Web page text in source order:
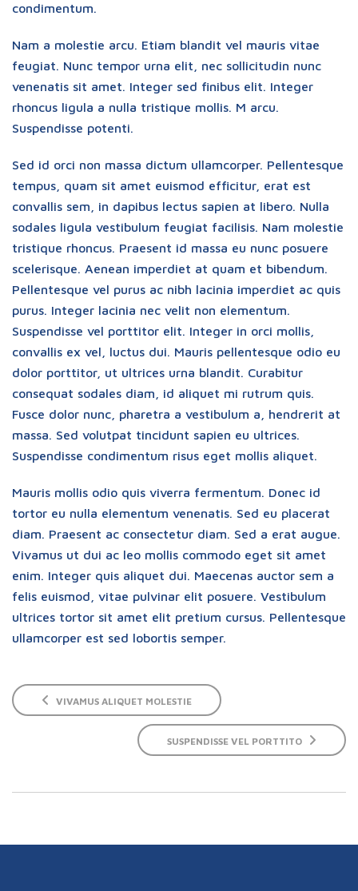
condimentum.
Nam a molestie arcu. Etiam blandit vel mauris vitae
feugiat. Nunc tempor urna elit, nec sollicitudin nunc
venenatis sit amet. Integer sed finibus elit. Integer
rhoncus ligula a nulla tristique mollis. M arcu.
Suspendisse potenti.
Sed id orci non massa dictum ullamcorper. Pellentesque
tempus, quam sit amet euismod efficitur, erat est
convallis sem, in dapibus lectus sapien at libero. Nulla
sodales ligula vestibulum feugiat facilisis. Nam molestie
tristique rhoncus. Praesent id massa eu nunc posuere
scelerisque. Aenean imperdiet at quam et bibendum.
Pellentesque vel purus ac nibh lacinia imperdiet ac quis
purus. Integer lacinia nec velit non elementum.
Suspendisse vel porttitor elit. Integer in orci mollis,
convallis ex vel, luctus dui. Mauris pellentesque odio eu
dolor porttitor, ut ultrices urna blandit. Curabitur
consequat sodales diam, id aliquet mi rutrum quis.
Fusce dolor nunc, pharetra a vestibulum a, hendrerit at
massa. Sed volutpat tincidunt sapien eu ultrices.
Suspendisse condimentum risus eget mollis aliquet.
Mauris mollis odio quis viverra fermentum. Donec id
tortor eu nulla elementum venenatis. Sed eu placerat
diam. Praesent ac consectetur diam. Sed a erat augue.
Vivamus ut dui ac leo mollis commodo eget sit amet
enim. Integer quis aliquet dui. Maecenas auctor sem a
felis euismod, vitae pulvinar elit posuere. Vestibulum
ultrices tortor sit amet elit pretium cursus. Pellentesque
ullamcorper est sed lobortis semper.
VIVAMUS ALIQUET MOLESTIE
SUSPENDISSE VEL PORTTITO